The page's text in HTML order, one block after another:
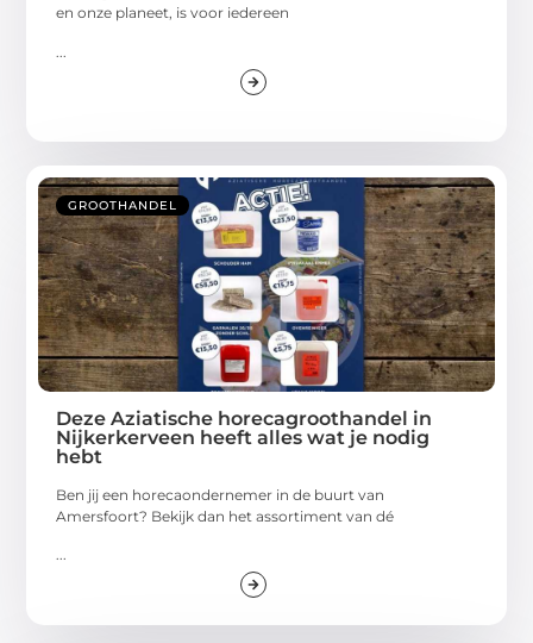
en onze planeet, is voor iedereen
GROOTHANDEL
Deze Aziatische horecagroothandel in
Nijkerkerveen heeft alles wat je nodig
hebt
Ben jij een horecaondernemer in de buurt van
Amersfoort? Bekijk dan het assortiment van dé
...